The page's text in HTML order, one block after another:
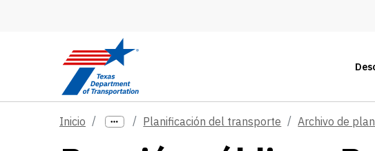
Inicio Planificación del transporte Archivo de